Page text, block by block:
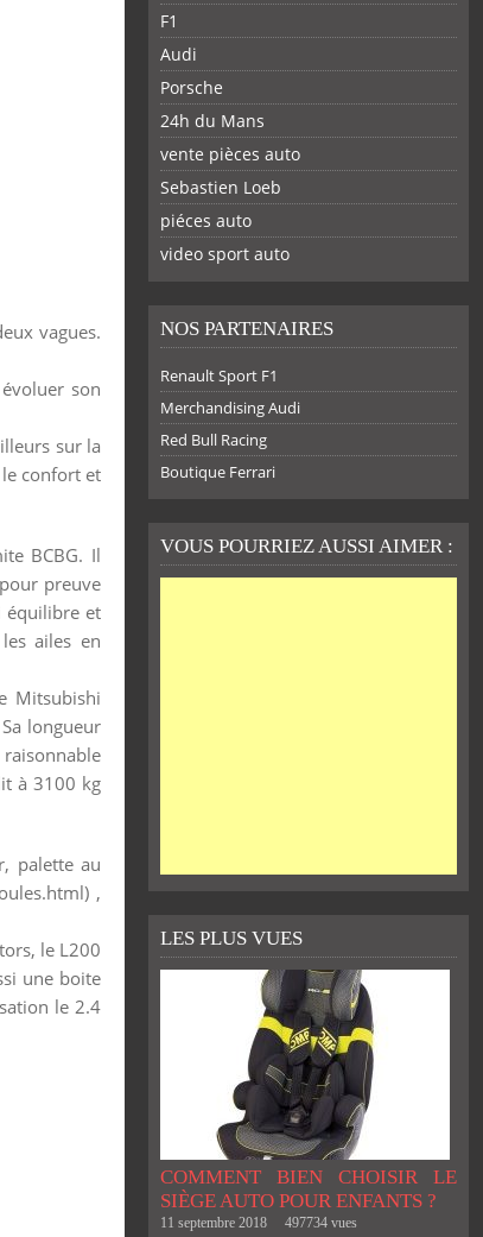
vagues.
son
sur la
confort et
BCBG. Il
preuve
équilibre et
ailes en
Mitsubishi
longueur
à 3100 kg
palette au
,
le L200
une boite
le 2.4
FACEBOOKTWITTER
F1
Audi
Porsche
24h du Mans
vente pièces auto
Sebastien Loeb
piéces auto
video sport auto
NOS PARTENAIRES
Renault Sport F1
Merchandising Audi
Red Bull Racing
Boutique Ferrari
VOUS POURRIEZ AUSSI AIMER :
LES PLUS VUES
COMMENT BIEN CHOISIR LE
SIÈGE AUTO POUR ENFANTS ?
11 septembre 2018 497734 vues